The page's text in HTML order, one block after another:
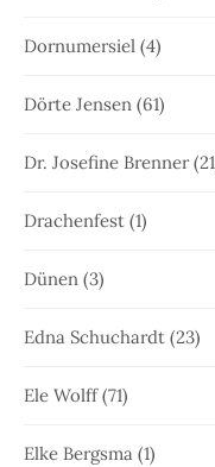
Dornumersiel (4)
Dörte Jensen (61)
Dr. Josefine Brenner
Drachenfest (1)
Dünen (3)
Edna Schuchardt (23)
Ele Wolff(71)
Elke Bergsma (1)